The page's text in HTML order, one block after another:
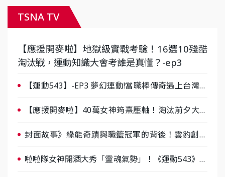
TSNA TV
【應援開麥啦】地獄級實戰考驗！16選10殘酷
淘汰戰，運動知識大會考誰是真懂？-ep3
【運動543】-EP3 夢幻連動!當職棒傳奇遇上台灣女
【應援開麥啦】40萬女神筠熹壓軸！淘汰前夕大混
封面故事》綠能奇蹟與職籃冠軍的背後！雲豹創辦
啦啦隊女神開酒大秀「靈魂氣勢」！《運動543》微